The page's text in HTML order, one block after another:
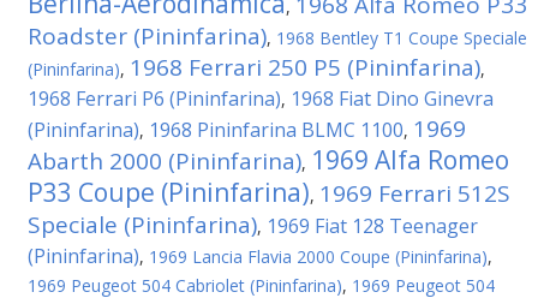
,
Roadster (Pininfarina), 1968 Bentley T1 Coupe Speciale
(Pininfarina), 1968 Ferrari 250 P5 (Pininfarina),
1968 Ferrari P6 (Pininfarina), 1968 Fiat Dino Ginevra
(Pininfarina), 1968 Pininfarina BLMC 1100, 1969
Abarth 2000 (Pininfarina), 1969 Alfa Romeo
P33 Coupe (Pininfarina), 1969 Ferrari 512S
Speciale (Pininfarina), 1969 Fiat 128 Teenager
(Pininfarina), 1969 Lancia Flavia 2000 Coupe (Pininfarina),
1969 Peugeot 504 Cabriolet (Pininfarina), 1969 Peugeot 504